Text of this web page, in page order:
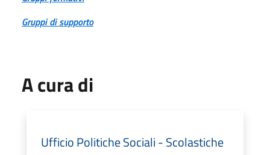
Gruppi di supporto
A cura di
Ufficio Politiche Sociali - Scolastiche